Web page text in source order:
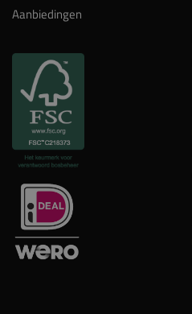
Aanbiedingen